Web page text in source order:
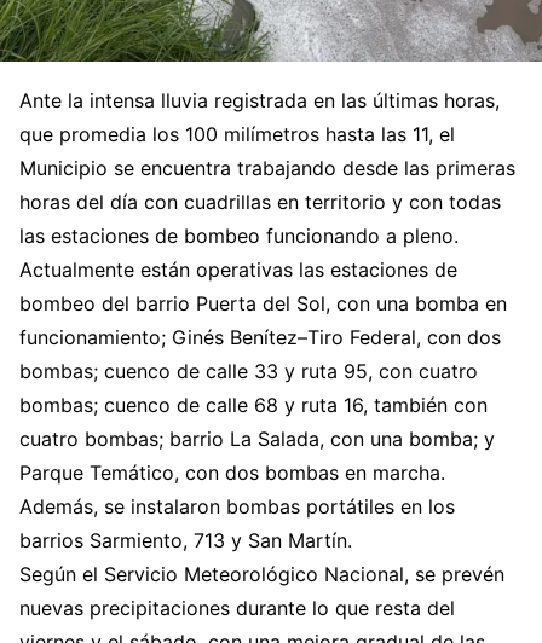
Ante la intensa lluvia registrada en las últimas horas,
que promedia los 100 milímetros hasta las 11, el
Municipio se encuentra trabajando desde las primeras
horas del día con cuadrillas en territorio y con todas
las estaciones de bombeo funcionando a pleno.
Actualmente están operativas las estaciones de
bombeo del barrio Puerta del Sol, con una bomba en
funcionamiento; Ginés Benítez–Tiro Federal, con dos
bombas; cuenco de calle 33 y ruta 95, con cuatro
bombas; cuenco de calle 68 y ruta 16, también con
cuatro bombas; barrio La Salada, con una bomba; y
Parque Temático, con dos bombas en marcha.
Además, se instalaron bombas portátiles en los
barrios Sarmiento, 713 y San Martín.
Según el Servicio Meteorológico Nacional, se prevén
nuevas precipitaciones durante lo que resta del